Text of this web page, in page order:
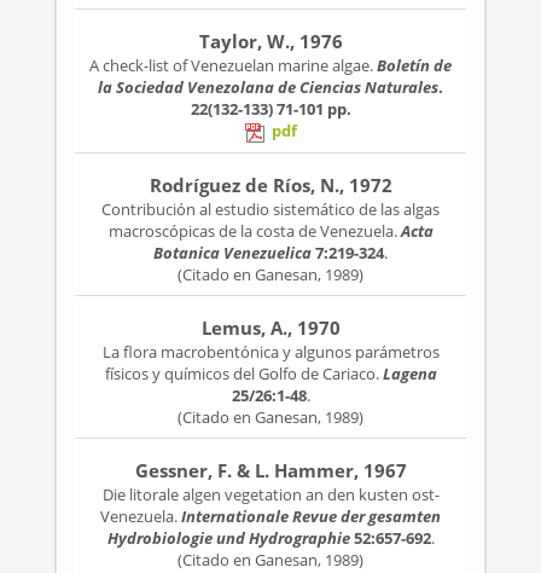
Taylor, W., 1976
A check-list of Venezuelan marine algae.Boletín de
la Sociedad Venezolana de Ciencias Naturales.
22(132-133)71-101 pp.
pdf
Rodríguez de Ríos, N., 1972
Contribución al estudio sistemático de las algas
macroscópicas de la costa de Venezuela.Acta
Botanica Venezuelica7:219-324.
(Citado en Ganesan, 1989)
Lemus, A., 1970
La flora macrobentónica y algunos parámetros
físicos y químicos del Golfo de Cariaco.Lagena
25/26:1-48.
(Citado en Ganesan, 1989)
Gessner, F. & L. Hammer, 1967
Die litorale algen vegetation an den kusten ost-
Venezuela.Internationale Revue der gesamten
Hydrobiologie und Hydrographie52:657-692.
(Citado en Ganesan, 1989)